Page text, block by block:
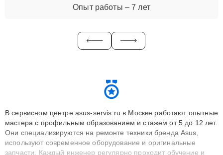
Опыт работы – 7 лет
В сервисном центре asus-servis.ru в Москве работают опытные
мастера с профильным образованием и стажем от 5 до 12 лет.
Они специализируются на ремонте техники бренда Asus,
используют современное оборудование и оригинальные
запчасти. Каждый инженер регулярно проходит обучение и